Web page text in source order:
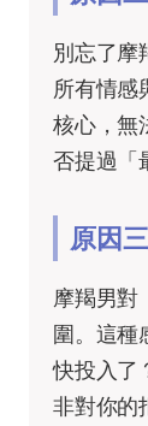
別忘了摩
所有情感
核心，無
否提過「
原因
摩羯男對
圍。這種
快投入了
非對你的